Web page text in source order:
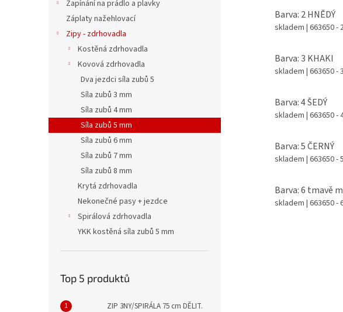
Zapínání na prádlo a plavky
Záplaty nažehlovací
Zipy - zdrhovadla
Kostěná zdrhovadla
Kovová zdrhovadla
Dva jezdci síla zubů 5
Síla zubů 3 mm
Síla zubů 4 mm
Síla zubů 5 mm
Síla zubů 6 mm
Síla zubů 7 mm
Síla zubů 8 mm
Krytá zdrhovadla
Nekonečné pasy + jezdce
Spirálová zdrhovadla
YKK kostěná síla zubů 5 mm
Top 5 produktů
ZIP 3NY/SPIRÁLA 75 cm DĚLIT.
Barva: 2 HNĚDÝ
skladem | 663650 -
Barva: 3 KHAKI
skladem | 663650 - 3
Barva: 4 ŠEDÝ
skladem | 663650 -
Barva: 5 ČERNÝ
skladem | 663650 - 5
Barva: 6 tmavě
skladem | 663650 -